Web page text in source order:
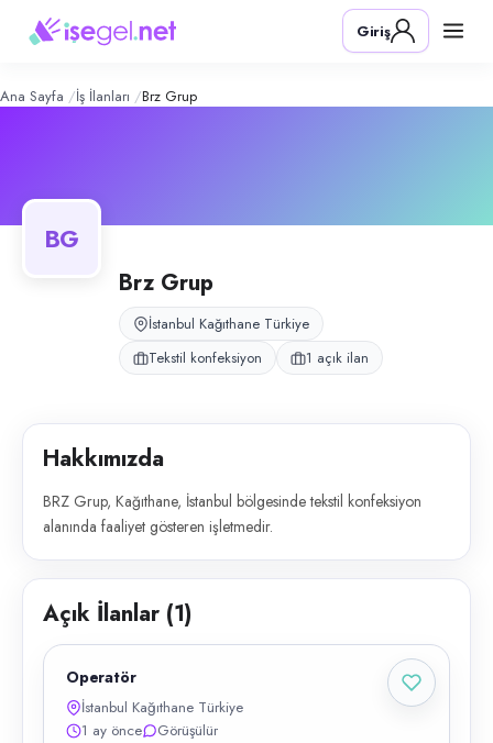
Grup– Şirket Profili
Konum:
BRZ Grup, Kağıthane, İstanbul bölgesinde tekstil konfeksiyon
Giriş
Ana Sayfa İş İlanları Brz Grup
BG
Brz Grup
İstanbul Kağıthane Türkiye
Tekstil konfeksiyon
1 açık ilan
Hakkımızda
BRZ Grup, Kağıthane, İstanbul bölgesinde tekstil konfeksiyon
alanında faaliyet gösteren işletmedir.
Açık İlanlar (1)
Operatör
İstanbul Kağıthane Türkiye
1 ay önce
Görüşülür